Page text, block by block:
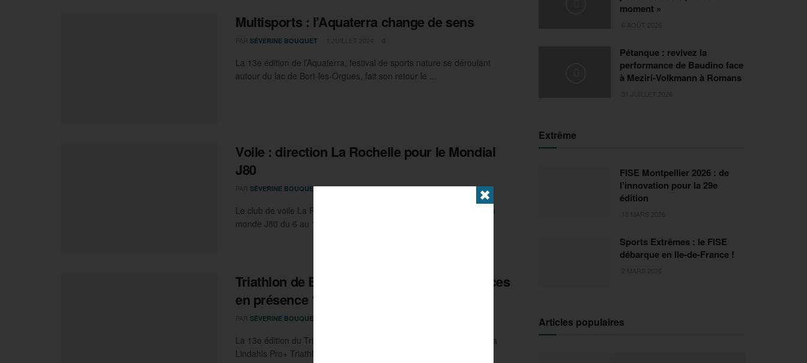
Multisports : l’Aquaterra change de sens
SÉVERINE BOUQUET
La 13e édition de l’Aquaterra, festival de sports nature se déroulant
autour du lac de Bort-les-Orgues, fait son retour le ...
Voile : direction La Rochelle pour le Mondial
J80
SÉVERINE BOUQUET 29 JUIN 2024 0
Le club de voile La Rochelle Nautique organise les championnats du
monde J80 du 6 au 13 juillet au pôle ...
Triathlon de Bordeaux : quelles sont les forces
en présence ?
SÉVERINE BOUQUET
La 13e édition du Triathlon de Bordeaux accueille ces 29 et 30 juin la
Lindahls Pro+ Triathlon Séries, soit les ...
moment »
Pétanque : revivez la
performance de Baudino face
à Meziri-Volkmann à Romans
Extrême
FISE Montpellier 2026 : de
l’innovation pour la 29e
édition
Sports Extrêmes : le FISE
débarque en Ile-de-France !
Articles populaires
✖